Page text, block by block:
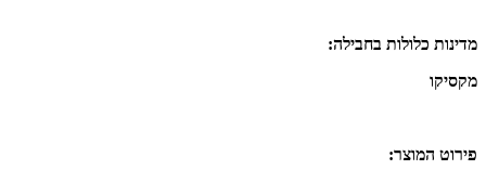
מדינות כלולות בחבילה:
מקסיקו
פירוט המוצר: